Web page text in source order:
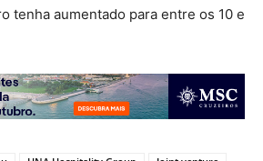
tenha aumentado para entre os 10 e